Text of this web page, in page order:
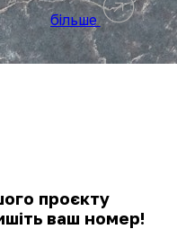
більше
проєкту
ваш номер!